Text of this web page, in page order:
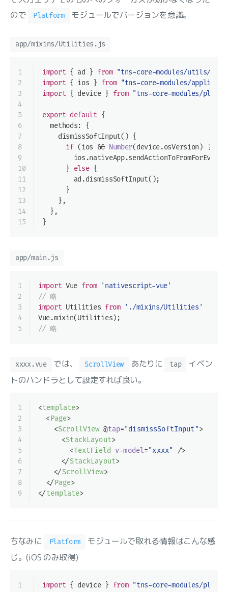
ので
Platform モジュールでバージョンを意識。
app/mixins/Utilities.js
1
2
3
4
5
6
7
8
9
10
11
12
13
14
15
import { ad } from "tns-core-modules/utils/
import { ios } from "tns-core-modules/
import { device } from "tns-core-modules/
export default {
  methods: {
    dismissSoftInput() {
if (ios && Number(device.osVersion) >=
        ios.nativeApp.sendActionToFromForEvent(
      }
else {
        ad.dismissSoftInput();
      }
    },
  },
}
app/main.js
1
2
3
4
5
import Vue from 'nativescript-vue'
// 略
import Utilities from './mixins/Utilities'
Vue.mixin(Utilities);
// 略
xxxx.vue では、 ScrollView あたりに tap
イベン
トのハンドラとして設定すれば良い。
1
2
3
4
5
6
7
8
9
<template>
<Page>
<ScrollView @tap="dismissSoftInput">
<StackLayout>
<TextField v-model="xxxx"
/>
</StackLayout>
</ScrollView>
</Page>
</template>
ちなみに Platform
モジュールで取れる情報はこんな感
じ。(iOS のみ取得)
1
import { device } from "tns-core-modules/